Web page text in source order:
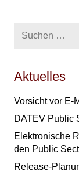
Suchen
Aktuelles
Vorsicht vor E-
DATEV Public
Elektronische
den Public
Release-